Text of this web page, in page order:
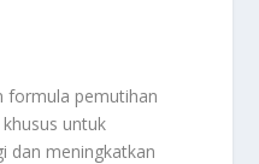
formula pemutihan
untuk
dan meningkatkan